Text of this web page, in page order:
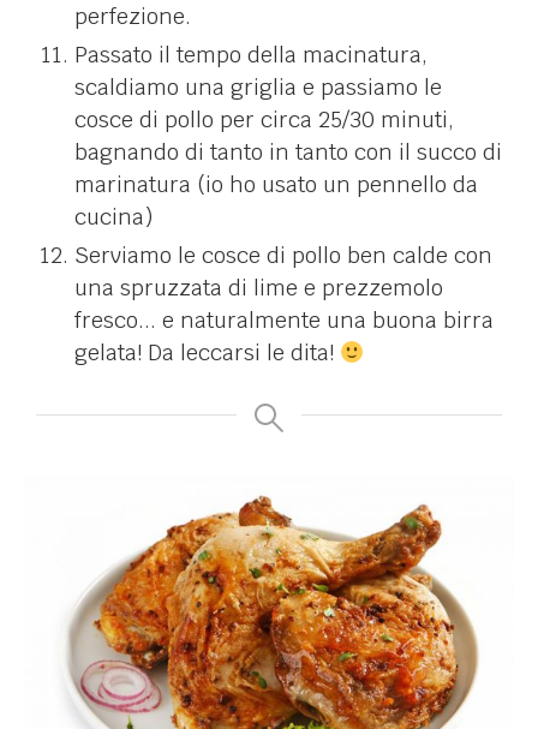
perfezione.
Passato il tempo della macinatura,
scaldiamo una griglia e passiamo le
cosce di pollo per circa 25/30 minuti,
bagnando di tanto in tanto con il succo di
marinatura (io ho usato un pennello da
cucina)
Serviamo le cosce di pollo ben calde con
una spruzzata di lime e prezzemolo
fresco... e naturalmente una buona birra
gelata! Da leccarsi le dita!